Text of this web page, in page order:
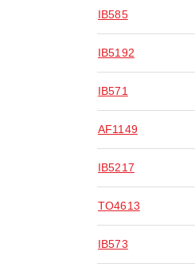
IB585
IB5192
IB571
AF1149
IB5217
TO4613
IB573